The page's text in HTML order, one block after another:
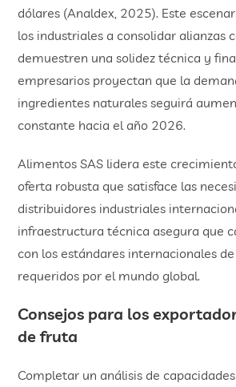
dólares (Analdex, 2025). Este
los industriales a consolidar alianzas
demuestren una solidez técnica y
empresarios proyectan que la
ingredientes naturales seguirá
constante hacia el año 2026.
Alimentos SAS lidera este
oferta robusta que satisface las
distribuidores industriales
infraestructura técnica asegura que
con los estándares internacionales
requeridos por el mundo global.
​Consejos para los
de fruta
Completar un análisis de